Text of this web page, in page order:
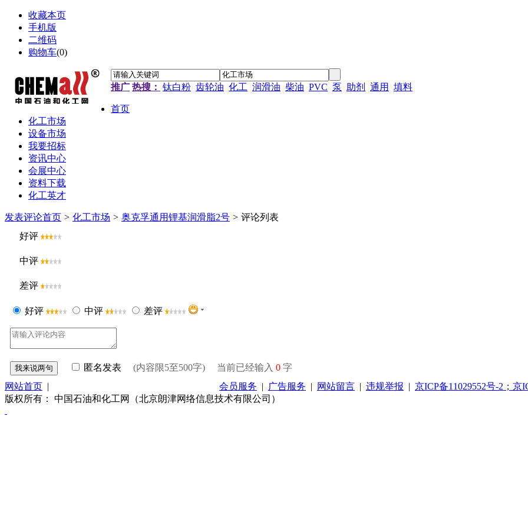
收藏本页
手机版
二维码
购物车(0)
推广 热搜： 钛白粉 齿轮油 化工 润滑油 柴油 PVC 泵 助剂 通用 填料
首页
化工市场
设备市场
我要招标
资讯中心
会展中心
资料下载
化工英才
发表评论首页 > 化工市场 > 奥克孚通用锂基润滑脂2号 > 评论列表
好评
中评
差评
好评 中评 差评
匿名发表 (内容限5至500字) 当前已经输入 0 字
网站首页 | 会员服务 | 广告服务 | 网站留言 | 违规举报 | 京ICP备11029552号-2；京
版权所有： 中国石油和化工网（北京朗津网络信息技术有限公司）